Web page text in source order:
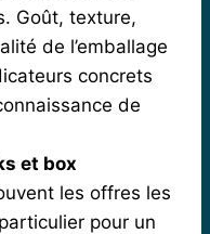
Goût, texture,
de l’emballage
concrets
de
et box
les offres les
pour un